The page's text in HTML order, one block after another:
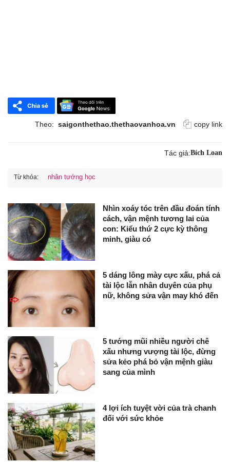
Theo: saigonthethao.thethaovanhoa.vn copy link
Tác giả:Bích Loan
Từ khóa: nhân tướng học
Nhìn xoáy tóc trên đầu đoán tính
cách, vận mệnh tương lai của
con: Kiểu thứ 2 cực kỳ thông
minh, giàu có
5 dáng lông mày cực xấu, phá cả
tài lộc lẫn nhân duyên của phụ
nữ, không sửa vận may khó đến
5 tướng mũi nhiều người chê
xấu nhưng vượng tài lộc, đừng
sửa kẻo phá bỏ vận mệnh giàu
sang của mình
4 lợi ích tuyệt vời của trà chanh
đối với sức khỏe